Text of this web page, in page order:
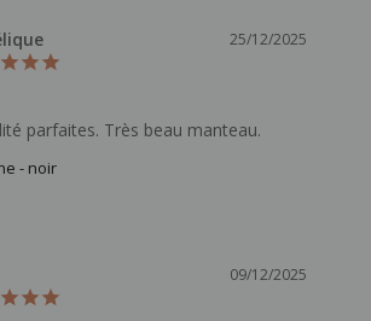
25/12/2025
parfaites. Très beau manteau.
- noir
09/12/2025